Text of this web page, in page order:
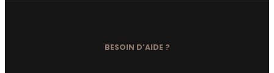
BESOIN D’AIDE ?